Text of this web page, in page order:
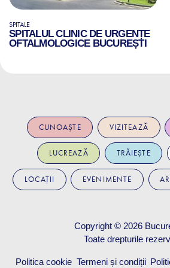
SPITALE
SPITALUL CLINIC DE URGENȚE
OFTALMOLOGICE BUCUREȘTI
CUNOAȘTE VIZITEAZĂ
LUCREAZĂ TRĂIEȘTE
LOCAȚII EVENIMENTE
Copyright © 2026
Toate drepturile
Politica cookie Termeni și condiții